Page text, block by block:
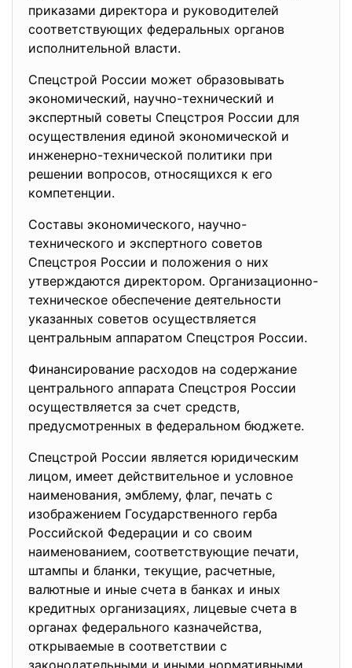
приказами директора и руководителей
соответствующих федеральных органов
исполнительной власти.
Спецстрой России может образовывать
экономический, научно-технический и
экспертный советы Спецстроя России для
осуществления единой экономической и
инженерно-технической политики при
решении вопросов, относящихся к его
компетенции.
Составы экономического, научно-
технического и экспертного советов
Спецстроя России и положения о них
утверждаются директором. Организационно-
техническое обеспечение деятельности
указанных советов осуществляется
центральным аппаратом Спецстроя России.
Финансирование расходов на содержание
центрального аппарата Спецстроя России
осуществляется за счет средств,
предусмотренных в федеральном бюджете.
Спецстрой России является юридическим
лицом, имеет действительное и условное
наименования, эмблему, флаг, печать с
изображением Государственного герба
Российской Федерации и со своим
наименованием, соответствующие печати,
штампы и бланки, текущие, расчетные,
валютные и иные счета в банках и иных
кредитных организациях, лицевые счета в
органах федерального казначейства,
открываемые в соответствии с
законодательными и иными нормативными